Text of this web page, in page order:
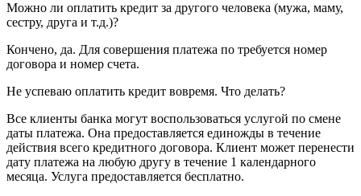
Можно ли оплатить кредит за другого человека (мужа, маму,
сестру, друга и т.д.)?
Кончено, да. Для совершения платежа по требуется номер
договора и номер счета.
Не успеваю оплатить кредит вовремя. Что делать?
Все клиенты банка могут воспользоваться услугой по смене
даты платежа. Она предоставляется единожды в течение
действия всего кредитного договора. Клиент может перенести
дату платежа на любую другу в течение 1 календарного
месяца. Услуга предоставляется бесплатно.